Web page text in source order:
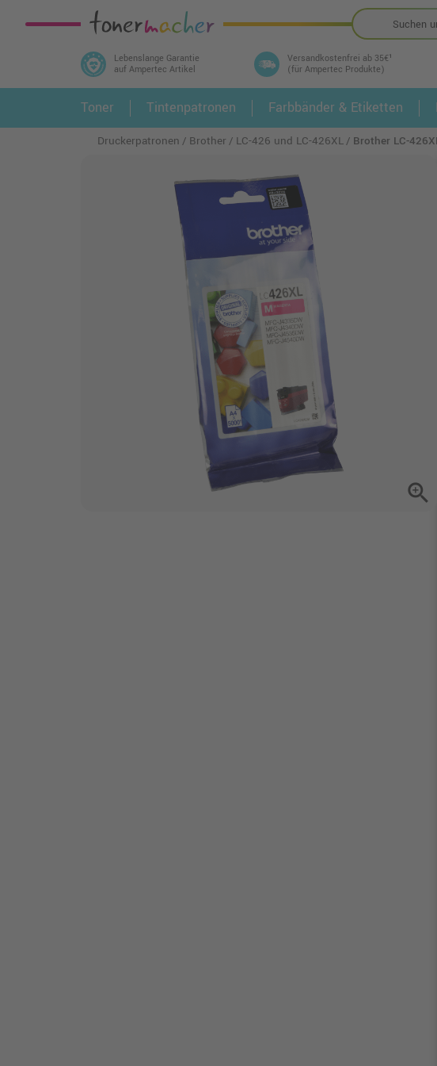
Lebenslange Garantie
auf Ampertec Artikel
Versandkostenfrei ab 35€¹
(für Ampertec Produkte)
In 3 einfachen Schritten ihr Druckermodell
und alle dazu passenden Artikel finden ➤ 1.
Toner Tintenpatronen Farbbänder & Etiketten
Druckerpatronen Brother LC-426 und LC-426XL Brother LC-
zoom_in